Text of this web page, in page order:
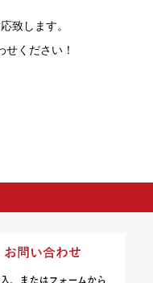
致します。
せください！